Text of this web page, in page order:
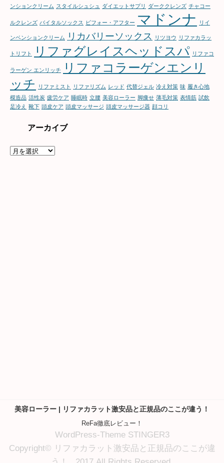
ンションクリーム スタイルシュシュ ダイエットサプリ ダーククレンズ チャコー
ルクレンズ バイタルソックス ビフォー・アフター マドンナ リイ
ンベンションクリーム リカバリーソックス リツヨウ リファカラッ
トリフト リファグレイスヘッドスパ リファコ
ラーゲン エンリッチ
リファコラーゲンエンリ
ッチ
リファミスト リファリズム レッド 代替ジェル 冷え対策 味 履き心地
模造品 活性炭 疲労ケア 睡眠時 立腰 美容ローラー 脚痩せ 薄毛対策 表情筋 試飲
足冷え 靴下 頭皮ケア 頭皮マッサージ 頭皮マッサージ器 顔コリ
アーカイブ
ア
美容ローラー | リファカラット激安品と正規品のここが違う！
ReFa徹底レビュー！
WordPress-Theme STINGER3
Copyright© リファカラット激安品と正規品のここが違